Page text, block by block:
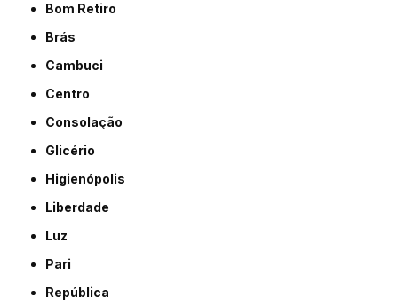
Bom Retiro
Brás
Cambuci
Centro
Consolação
Glicério
Higienópolis
Liberdade
Luz
Pari
República